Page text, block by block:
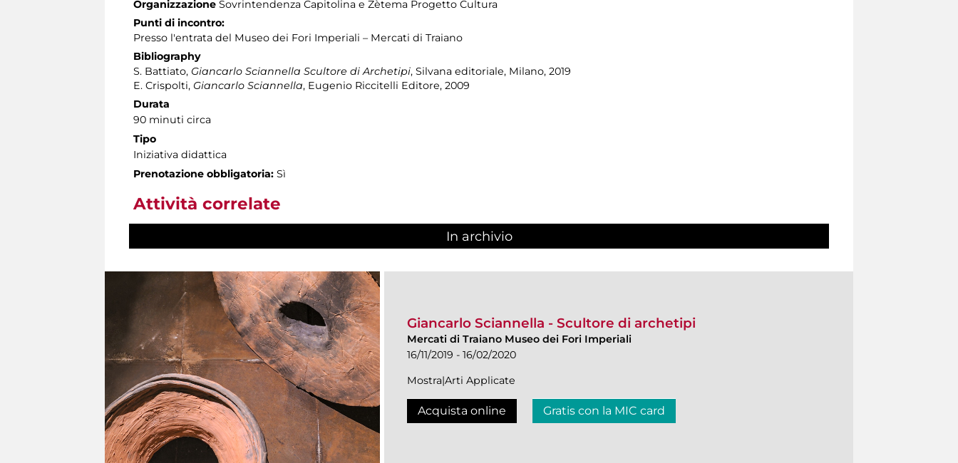
Organizzazione Sovrintendenza Capitolina e Zètema Progetto Cultura
Punti di incontro:
Presso l'entrata del Museo dei Fori Imperiali – Mercati di Traiano
Bibliography
S. Battiato, Giancarlo Sciannella Scultore di Archetipi, Silvana editoriale, Milano, 2019
E. Crispolti, Giancarlo Sciannella, Eugenio Riccitelli Editore, 2009
Durata
90 minuti circa
Tipo
Iniziativa didattica
Prenotazione obbligatoria: Sì
Attività correlate
In archivio
Giancarlo Sciannella - Scultore di archetipi
Mercati di Traiano Museo dei Fori Imperiali
16/11/2019 - 16/02/2020
Mostra|Arti Applicate
Acquista online Gratis con la MIC card